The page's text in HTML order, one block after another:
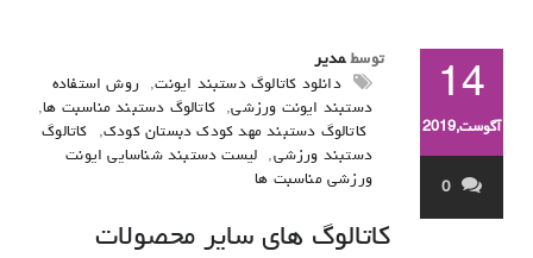
14
آگوست,2019
0
توسط مدیر
دانلود کاتالوگ دستبند ایونت,
روش استفاده
دستبند ایونت ورزشی, کاتالوگ دستبند مناسبت ها,
کاتالوگ دستبند مهد کودک دبستان کودک,
کاتالوگ
دستبند ورزشی,
لیست دستبند شناسایی ایونت
ورزشی مناسبت ها
کاتالوگ های سایر محصولات